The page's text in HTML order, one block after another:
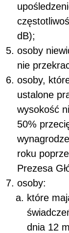
dB);
osoby
nie
osoby,
ustalone
wysokość
50%
roku
Prezesa
osoby:
które
dnia 12